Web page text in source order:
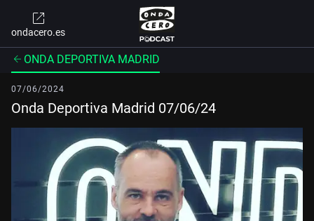
ondacero.es
ONDA DEPORTIVA MADRID
07/06/2024
Onda Deportiva Madrid 07/06/24